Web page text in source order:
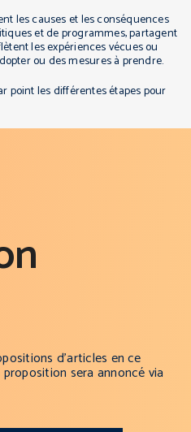
les causes et les conséquences
et de programmes, partagent
les expériences vécues ou
ou des mesures à prendre.
point les différentes étapes pour
d’articles en ce
sera annoncé via